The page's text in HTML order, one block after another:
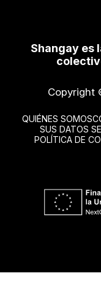
Shangay es
Copyright
QUIÉNES SOMOS
SUS DATOS
POLÍTICA DE